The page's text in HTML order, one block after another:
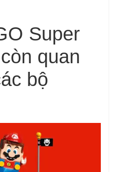
Super
quan
bộ